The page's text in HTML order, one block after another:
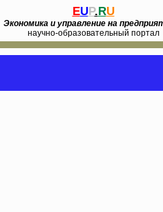
EUP.RU
Экономика и управление на
научно-образовательный портал